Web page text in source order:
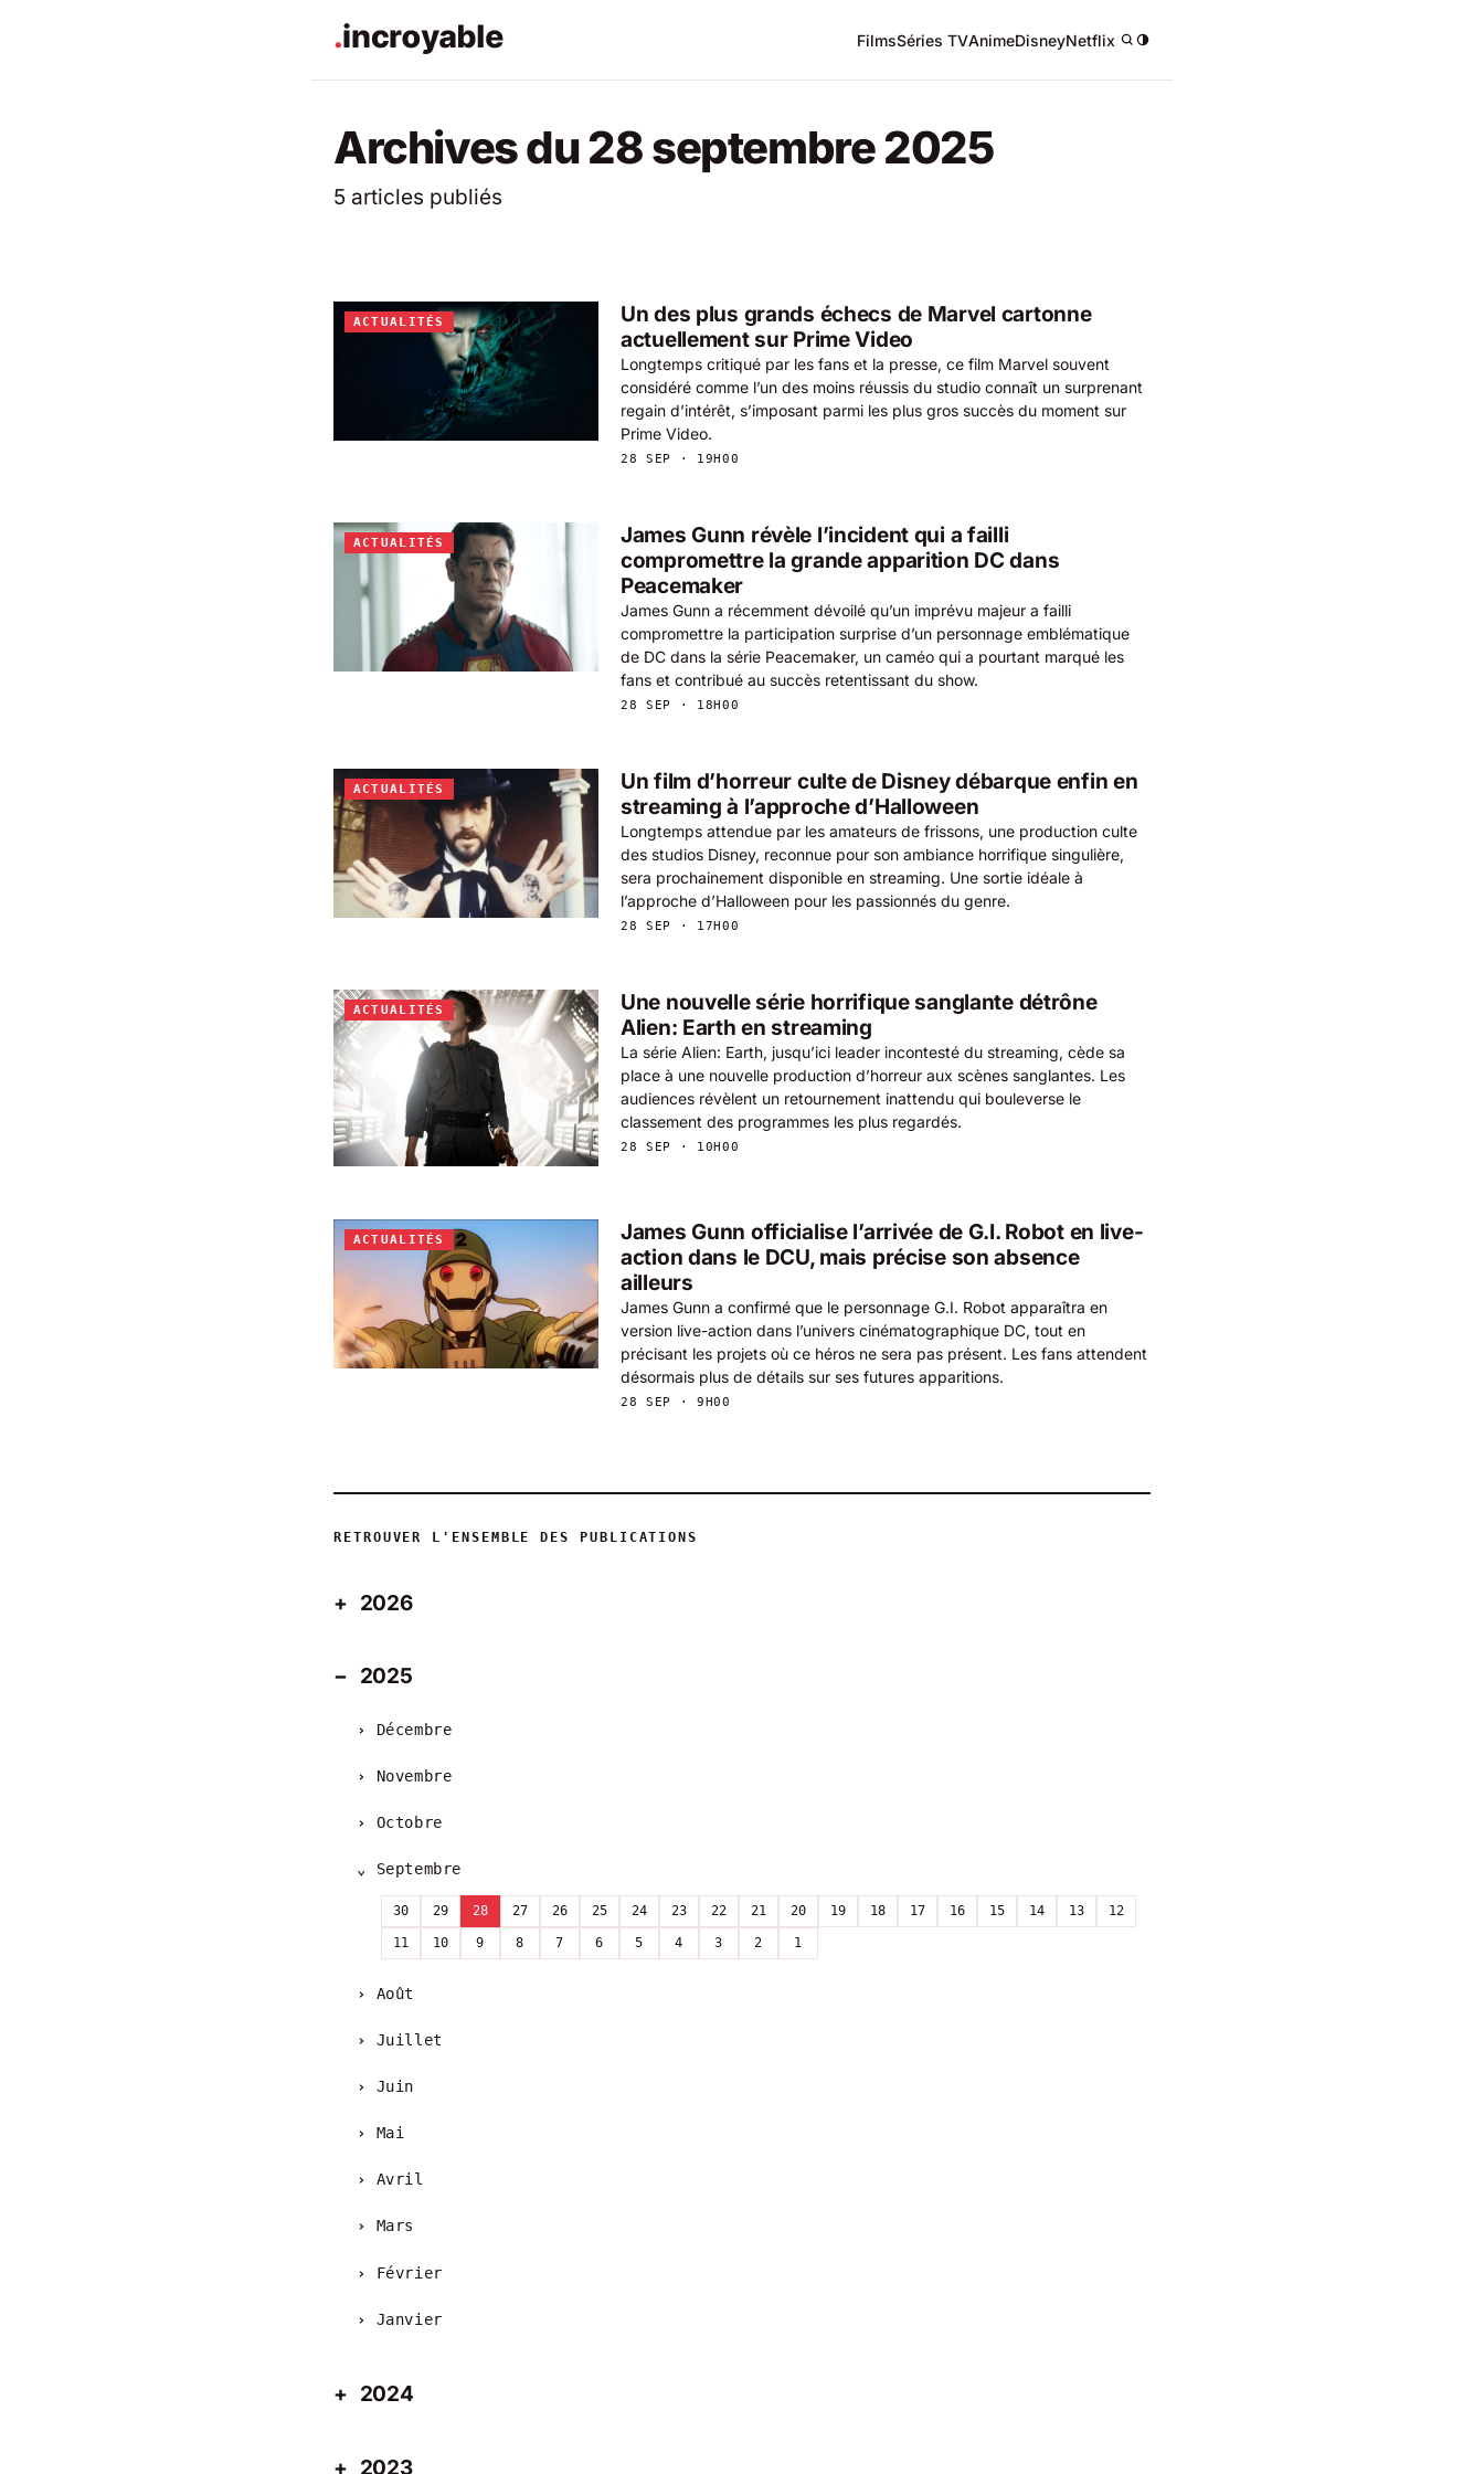
FilmsSéries TVAnimeDisneyNetflix/
Archives du 28 septembre 2025
5 articles publiés
ACTUALITÉS
Un des plus grands échecs de Marvel cartonne
actuellement sur Prime Video
Longtemps critiqué par les fans et la presse, ce film Marvel souvent
considéré comme l’un des moins réussis du studio connaît un surprenant
regain d’intérêt, s’imposant parmi les plus gros succès du moment sur
Prime Video.
28 SEP · 19H00
ACTUALITÉS
James Gunn révèle l’incident qui a failli
compromettre la grande apparition DC dans
Peacemaker
James Gunn a récemment dévoilé qu’un imprévu majeur a failli
compromettre la participation surprise d’un personnage emblématique
de DC dans la série Peacemaker, un caméo qui a pourtant marqué les
fans et contribué au succès retentissant du show.
28 SEP · 18H00
ACTUALITÉS
Un film d’horreur culte de Disney débarque enfin en
streaming à l’approche d’Halloween
Longtemps attendue par les amateurs de frissons, une production culte
des studios Disney, reconnue pour son ambiance horrifique singulière,
sera prochainement disponible en streaming. Une sortie idéale à
l’approche d’Halloween pour les passionnés du genre.
28 SEP · 17H00
ACTUALITÉS
Une nouvelle série horrifique sanglante détrône
Alien: Earth en streaming
La série Alien: Earth, jusqu’ici leader incontesté du streaming, cède sa
place à une nouvelle production d’horreur aux scènes sanglantes. Les
audiences révèlent un retournement inattendu qui bouleverse le
classement des programmes les plus regardés.
28 SEP · 10H00
ACTUALITÉS
James Gunn officialise l’arrivée de G.I. Robot en live-
action dans le DCU, mais précise son absence
ailleurs
James Gunn a confirmé que le personnage G.I. Robot apparaîtra en
version live-action dans l’univers cinématographique DC, tout en
précisant les projets où ce héros ne sera pas présent. Les fans attendent
désormais plus de détails sur ses futures apparitions.
28 SEP · 9H00
RETROUVER L'ENSEMBLE DES PUBLICATIONS
2026
2025
Décembre
Novembre
Octobre
Septembre
30 29 28 27 26 25 24 23 22 21 20 19 18 17 16 15 14 13 12
11 10 9 8 7 6 5 4 3 2 1
Août
Juillet
Juin
Mai
Avril
Mars
Février
Janvier
2024
2023